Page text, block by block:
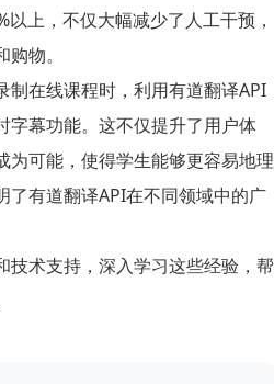
上，不仅大幅减少了人工干预，
物。
制在线课程时，利用有道翻译API
字幕功能。这不仅提升了用户体
为可能，使得学生能够更容易地理
了有道翻译API在不同领域中的广
技术支持，深入学习这些经验，帮